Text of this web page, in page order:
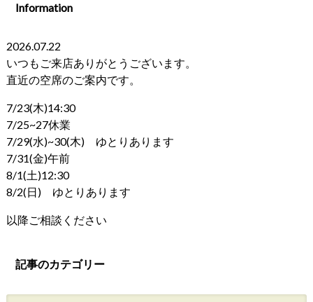
Information
2026.07.22
いつもご来店ありがとうございます。
直近の空席のご案内です。
7/23(木)14:30
7/25~27休業
7/29(水)~30(木) ゆとりあります
7/31(金)午前
8/1(土)12:30
8/2(日) ゆとりあります
以降ご相談ください
記事のカテゴリー